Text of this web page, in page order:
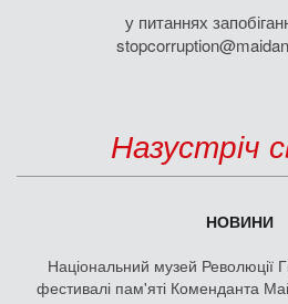
у питаннях
Назустріч
НОВИНИ
Національний музей Революції
фестивалі пам'яті Коменданта